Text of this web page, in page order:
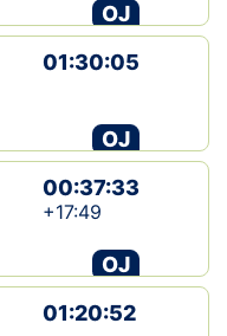
OJ
01:30:05
OJ
00:37:33
+17:49
OJ
01:20:52